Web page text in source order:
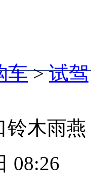
车>试驾
铃木雨
08:26